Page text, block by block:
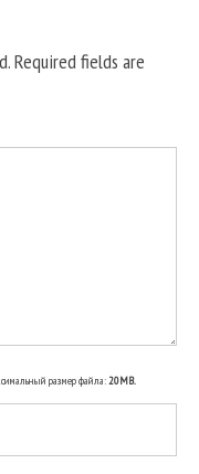
Required fields are
размер файла:20MB.